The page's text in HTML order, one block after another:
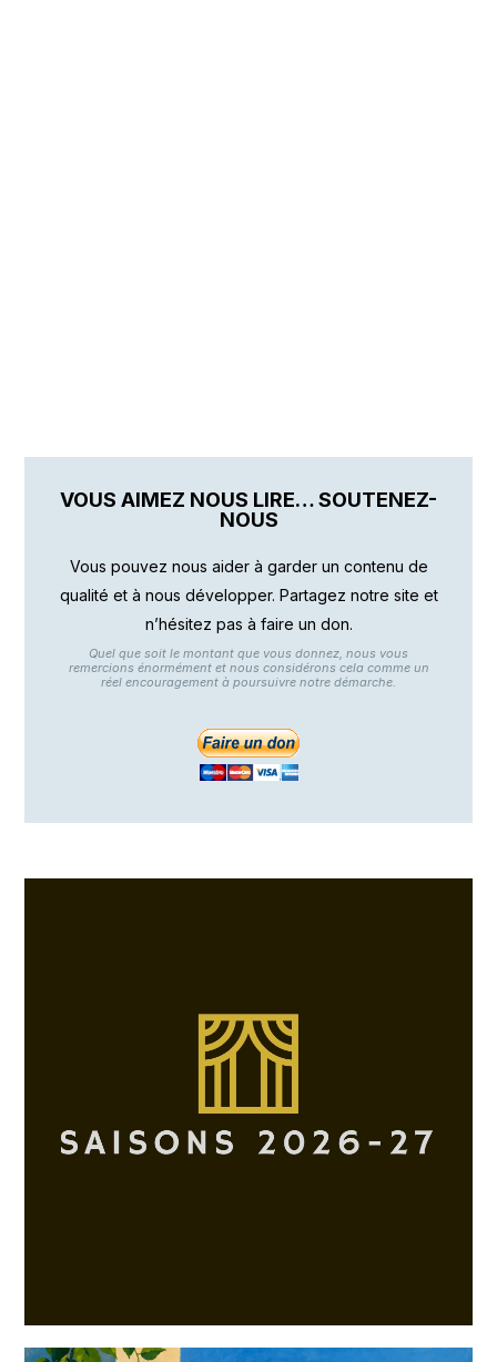
VOUS AIMEZ NOUS LIRE… SOUTENEZ-
NOUS
Vous pouvez nous aider à garder un contenu de
qualité et à nous développer. Partagez notre site et
n’hésitez pas à faire un don.
Quel que soit le montant que vous donnez, nous vous
remercions énormément et nous considérons cela comme un
réel encouragement à poursuivre notre démarche.